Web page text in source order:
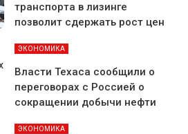
транспорта в лизинге
позволит сдержать рост цен
ЭКОНОМИКА
Власти Техаса сообщили о
переговорах с Россией о
сокращении добычи нефти
ЭКОНОМИКА